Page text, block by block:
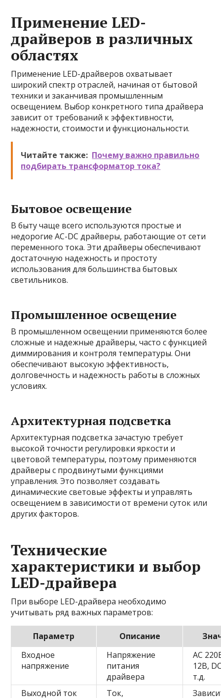
Применение LED-
драйверов в различных
областях
Применение LED-драйверов охватывает
широкий спектр отраслей, начиная от бытовой
техники и заканчивая промышленным
освещением. Выбор конкретного типа драйвера
зависит от требований к эффективности,
надежности, стоимости и функциональности.
Читайте также: Почему важно правильно
подбирать трансформатор тока?
Бытовое освещение
В быту чаще всего используются простые и
недорогие AC-DC драйверы, работающие от сети
переменного тока. Эти драйверы обеспечивают
достаточную надежность и простоту
использования для большинства бытовых
светильников.
Промышленное освещение
В промышленном освещении применяются более
сложные и надежные драйверы, часто с функцией
диммирования и контроля температуры. Они
обеспечивают высокую эффективность,
долговечность и надежность работы в сложных
условиях.
Архитектурная подсветка
Архитектурная подсветка зачастую требует
высокой точности регулировки яркости и
цветовой температуры, поэтому применяются
драйверы с продвинутыми функциями
управления. Это позволяет создавать
динамические световые эффекты и управлять
освещением в зависимости от времени суток или
других факторов.
Технические
характеристики и выбор
LED-драйвера
При выборе LED-драйвера необходимо
учитывать ряд важных параметров:
Параметр Описание
Входное
напряжение
Напряжение
питания
драйвера
AC
12В,
т.д.
Выходной ток
Ток,